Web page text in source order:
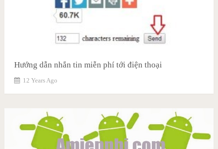
Hướng dẫn nhắn tin miễn phí tới điện thoại
12 Years Ago